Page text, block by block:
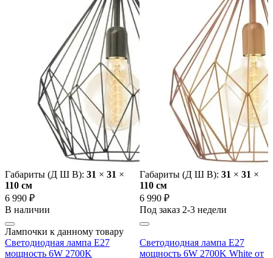
Габариты (Д Ш В): 31 × 31 ×
110 cм
6 990 ₽
В наличии
Габариты (Д Ш В): 31 × 31 ×
110 cм
6 990 ₽
Под заказ 2-3 недели
Лампочки к данному товару
Светодиодная лампа E27
мощность 6W 2700K
Светодиодная лампа E27
мощность 6W 2700K White от